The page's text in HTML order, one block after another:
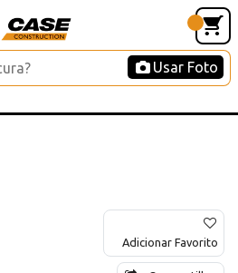
Usar Foto
Adicionar Favorito